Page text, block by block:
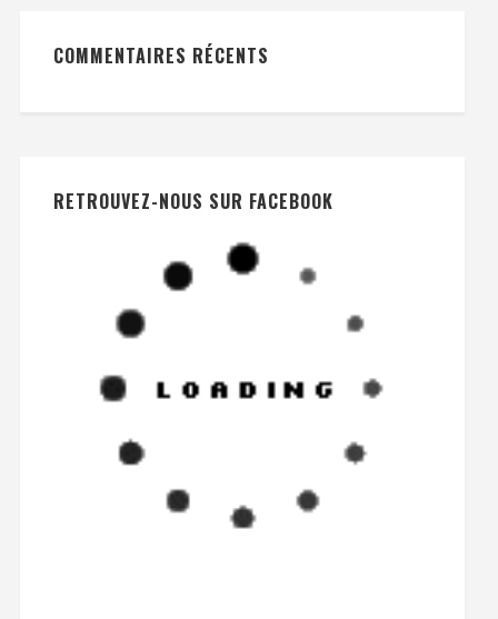
COMMENTAIRES RÉCENTS
RETROUVEZ-NOUS SUR FACEBOOK